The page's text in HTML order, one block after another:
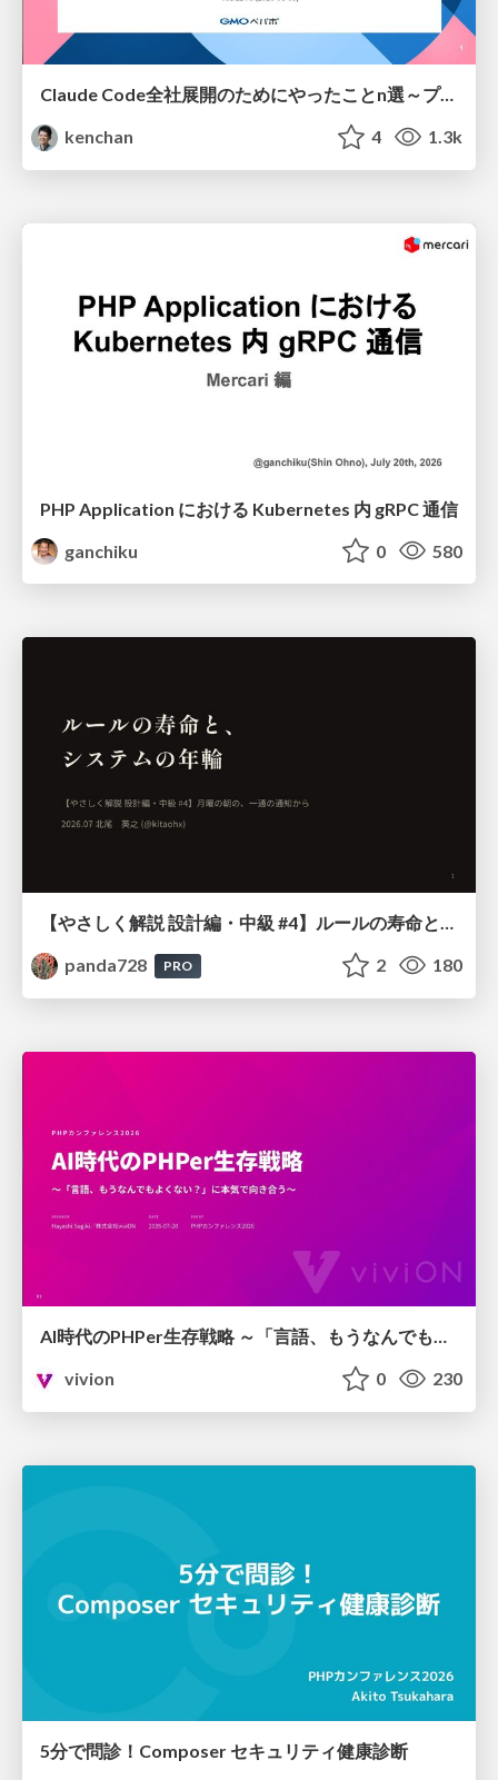
Claude Code全社展開のためにやったことn選～プラグイン302個・コミッター271人を支えるために～
kenchan
4 1.3k
PHP Application における Kubernetes 内 gRPC 通信
ganchiku
0 580
【やさしく解説 設計編・中級 #4】ルールの寿命と、システムの年輪
panda728
PRO 2 180
AI時代のPHPer生存戦略 ～「言語、もうなんでもよくない？」に本気で向き合う～
vivion
0 230
5分で問診！Composer セキュリティ健康診断